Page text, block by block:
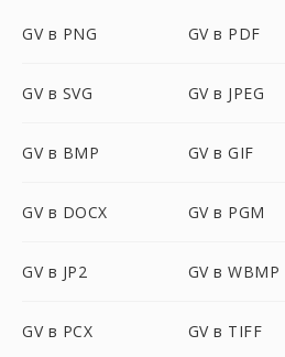
GV в PNG GV в PDF
GV в SVG GV в JPEG
GV в BMP GV в GIF
GV в DOCX GV в PGM
GV в JP2 GV в WBMP
GV в PCX GV в TIFF